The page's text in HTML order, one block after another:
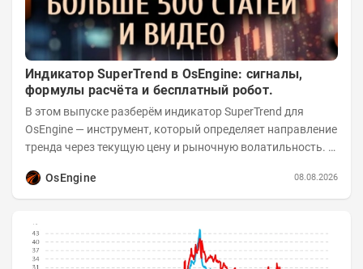
Индикатор SuperTrend в OsEngine: сигналы,
формулы расчёта и бесплатный робот.
В этом выпуске разберём индикатор SuperTrend для
OsEngine — инструмент, который определяет направление
тренда через текущую цену и рыночную волатильность. В
OsEngine
08.08.2026